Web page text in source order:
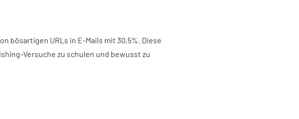
bösartigen URLs in E-Mails mit 30,5%. Diese
Versuche zu schulen und bewusst zu